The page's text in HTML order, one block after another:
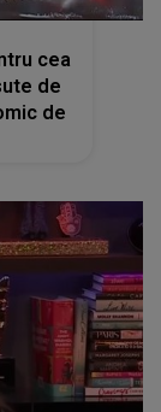
cea
de
de